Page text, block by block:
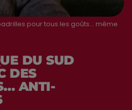
pour tous les goûts... même
DU SUD
DES
ANTI-